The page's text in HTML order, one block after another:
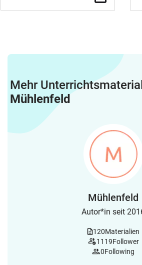
Mehr
Mühlenfeld
Mühlenfeld
Autor*in seit
120Materialien
1119Follower
0Following